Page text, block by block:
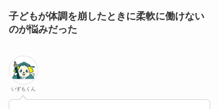
子どもが体調を崩したときに柔軟に働けない
のが悩みだった
いずもくん